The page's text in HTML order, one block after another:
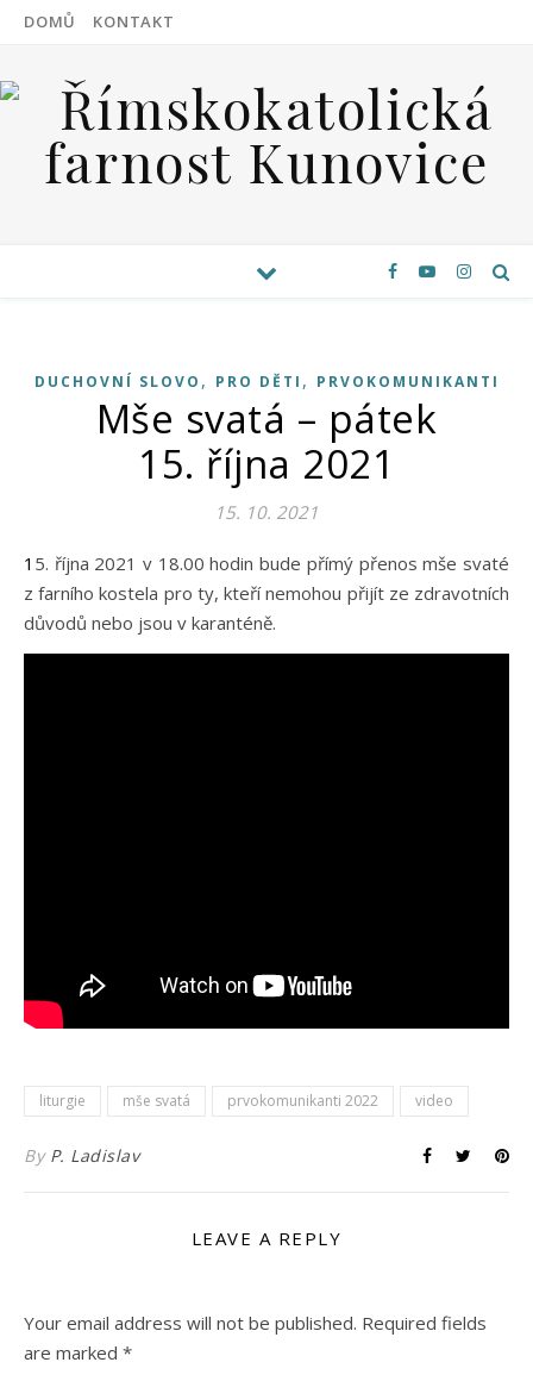
DOMŮ KONTAKT
DUCHOVNÍ SLOVO , PRO DĚTI , PRVOKOMUNIKANTI
Mše svatá – pátek
15. října 2021
15. 10. 2021
15. října 2021 v 18.00 hodin bude přímý přenos mše svaté
z farního kostela pro ty, kteří nemohou přijít ze zdravotních
důvodů nebo jsou v karanténě.
liturgie mše svatá prvokomunikanti 2022 video
By P. Ladislav
LEAVE A REPLY
Your email address will not be published. Required fields
are marked *